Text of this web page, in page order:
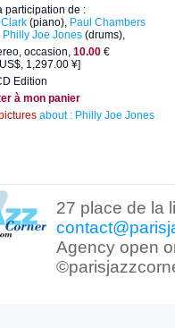
participation de :
(piano), Paul Chambers
Philly Joe Jones (drums),
occasion, 10.00 €
1,297.00 ¥]
Edition
à mon panier
about : Philly Joe Jones
27 place de la
Agency open